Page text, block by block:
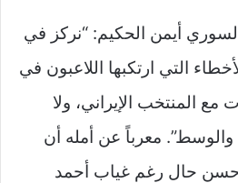
أيمن الحكيم: “نركز في
التي ارتكبها اللاعبون في
مع المنتخب الإيراني، ولا
معرباً عن أمله أن
حال رغم غياب أحمد